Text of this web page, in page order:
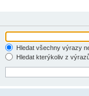
Hledat všechny výrazy
Hledat kterýkoliv z